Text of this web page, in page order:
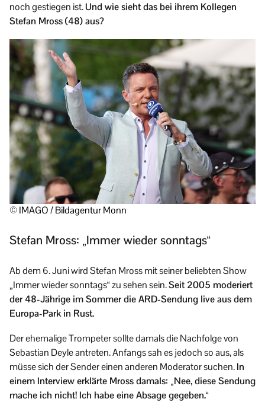
noch gestiegen ist.Und wie sieht das bei ihrem Kollegen
Stefan Mross (48) aus?
© IMAGO / Bildagentur Monn
Stefan Mross: „Immer wieder sonntags“
Ab dem 6. Juni wird Stefan Mross mit seiner beliebten Show
„Immer wieder sonntags“ zu sehen sein.Seit 2005 moderiert
der 48-Jährige im Sommer die ARD-Sendung live aus dem
Europa-Park in Rust.
Der ehemalige Trompeter sollte damals die Nachfolge von
Sebastian Deyle antreten. Anfangs sah es jedoch so aus, als
müsse sich der Sender einen anderen Moderator suchen.In
einem Interview erklärte Mross damals: „Nee, diese Sendung
mache ich nicht! Ich habe eine Absage gegeben.“